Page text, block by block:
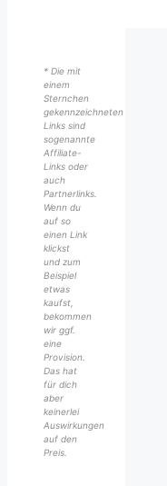
* Die mit
einem
Sternchen
gekennzeichneten
Links sind
sogenannte
Affiliate-
Links oder
auch
Partnerlinks.
Wenn du
auf so
einen Link
klickst
und zum
Beispiel
etwas
kaufst,
bekommen
wir ggf.
eine
Provision.
Das hat
für dich
aber
keinerlei
Auswirkungen
auf den
Preis.